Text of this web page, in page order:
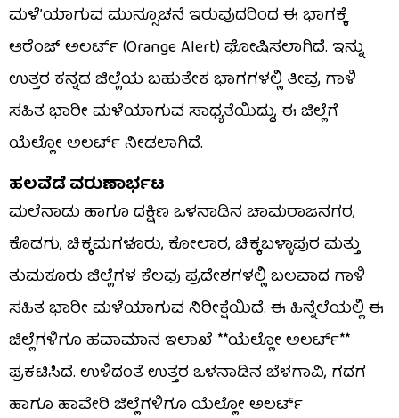
ಮಳೆ’ಯಾಗುವ ಮುನ್ಸೂಚನೆ ಇರುವುದರಿಂದ ಈ ಭಾಗಕ್ಕೆ
ಆರೆಂಜ್ ಅಲರ್ಟ್ (Orange Alert) ಘೋಷಿಸಲಾಗಿದೆ. ಇನ್ನು
ಉತ್ತರ ಕನ್ನಡ ಜಿಲ್ಲೆಯ ಬಹುತೇಕ ಭಾಗಗಳಲ್ಲಿ ತೀವ್ರ ಗಾಳಿ
ಸಹಿತ ಭಾರೀ ಮಳೆಯಾಗುವ ಸಾಧ್ಯತೆಯಿದ್ದು, ಈ ಜಿಲ್ಲೆಗೆ
ಯೆಲ್ಲೋ ಅಲರ್ಟ್ ನೀಡಲಾಗಿದೆ.
ಹಲವೆಡೆ ವರುಣಾರ್ಭಟ
ಮಲೆನಾಡು ಹಾಗೂ ದಕ್ಷಿಣ ಒಳನಾಡಿನ ಚಾಮರಾಜನಗರ,
ಕೊಡಗು, ಚಿಕ್ಕಮಗಳೂರು, ಕೋಲಾರ, ಚಿಕ್ಕಬಳ್ಳಾಪುರ ಮತ್ತು
ತುಮಕೂರು ಜಿಲ್ಲೆಗಳ ಕೆಲವು ಪ್ರದೇಶಗಳಲ್ಲಿ ಬಲವಾದ ಗಾಳಿ
ಸಹಿತ ಭಾರೀ ಮಳೆಯಾಗುವ ನಿರೀಕ್ಷೆಯಿದೆ. ಈ ಹಿನ್ನೆಲೆಯಲ್ಲಿ ಈ
ಜಿಲ್ಲೆಗಳಿಗೂ ಹವಾಮಾನ ಇಲಾಖೆ **ಯೆಲ್ಲೋ ಅಲರ್ಟ್**
ಪ್ರಕಟಿಸಿದೆ. ಉಳಿದಂತೆ ಉತ್ತರ ಒಳನಾಡಿನ ಬೆಳಗಾವಿ, ಗದಗ
ಹಾಗೂ ಹಾವೇರಿ ಜಿಲ್ಲೆಗಳಿಗೂ ಯೆಲ್ಲೋ ಅಲರ್ಟ್